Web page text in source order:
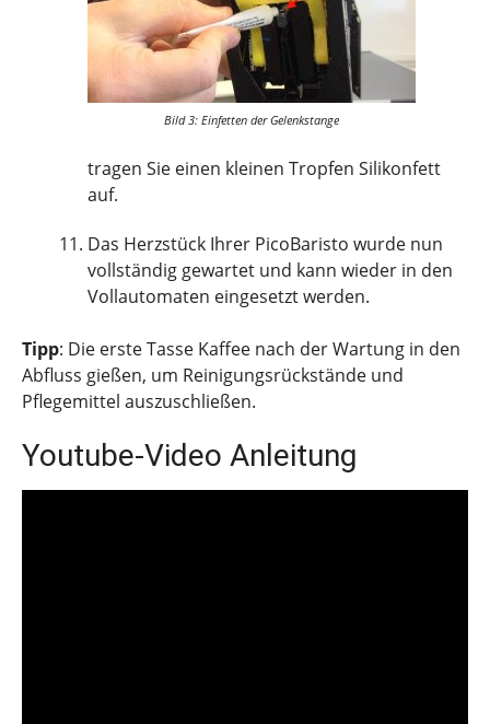
Bild 3: Einfetten der Gelenkstange
tragen Sie einen kleinen Tropfen Silikonfett
auf.
Das Herzstück Ihrer PicoBaristo wurde nun
vollständig gewartet und kann wieder in den
Vollautomaten eingesetzt werden.
Tipp: Die erste Tasse Kaffee nach der Wartung in den
Abfluss gießen, um Reinigungsrückstände und
Pflegemittel auszuschließen.
Youtube-Video Anleitung